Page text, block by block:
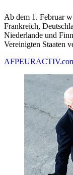
Ab dem 1. Februar
Frankreich,
Niederlande und
Vereinigten Staaten
AFP